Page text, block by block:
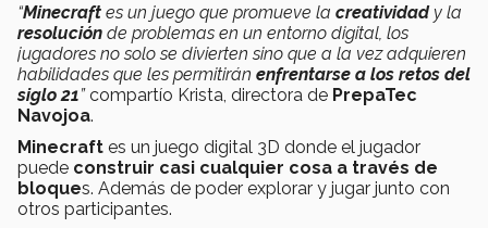
“Minecraft es un juego que promueve la creatividady la
resolución de problemas en un entorno digital, los
jugadores no solo se divierten sino que a la vez adquieren
habilidades que les permitirán enfrentarse a los retos del
siglo 21”compartío Krista, directora de PrepaTec
Navojoa.
Minecraft es un juego digital 3D donde el jugador
puede construir casi cualquier cosa a través de
bloques. Además de poder explorar y jugar junto con
otros participantes.